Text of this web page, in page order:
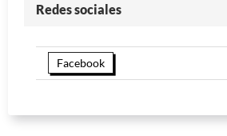
Redes sociales
Facebook